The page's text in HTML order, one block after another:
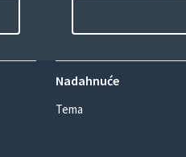
Nadahnuće
Tema